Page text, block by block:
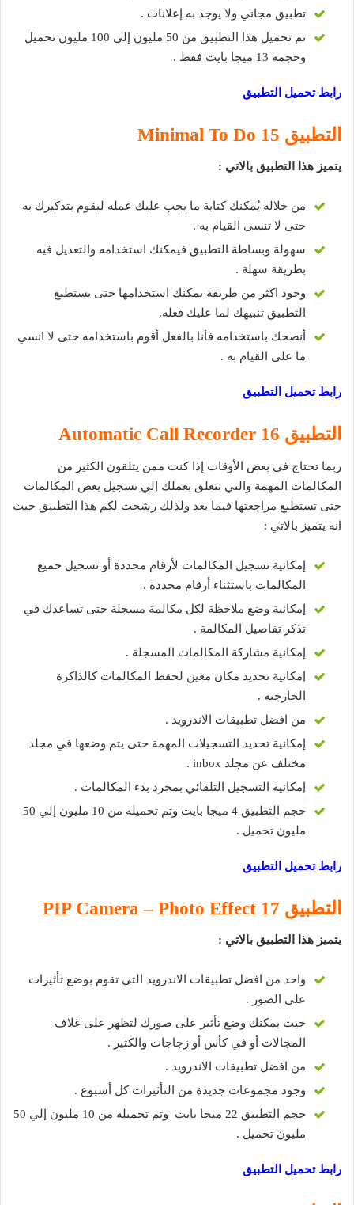
تطبيق مجاني ولا يوجد به إعلانات .
تم تحميل هذا التطبيق من 50 مليون إلي 100 مليون تحميل
وحجمه 13 ميجا بايت فقط .
رابط تحميل التطبيق
التطبيق 15 Minimal To Do
يتميز هذا التطبيق بالاتي :
من خلاله يُمكنك كتابة ما يجب عليك عمله ليقوم بتذكيرك به
حتى لا تنسى القيام به .
سهولة وبساطة التطبيق فيمكنك استخدامه والتعديل فيه
بطريقة سهلة .
وجود اكثر من طريقة يمكنك استخدامها حتى يستطيع
التطبيق تنبيهك لما عليك فعله.
أنصحك باستخدامه فأنا بالفعل أقوم باستخدامه حتى لا انسي
ما على القيام به .
رابط تحميل التطبيق
التطبيق 16 Automatic Call Recorder
ربما تحتاج في بعض الأوقات إذا كنت ممن يتلقون الكثير من
المكالمات المهمة والتي تتعلق بعملك إلي تسجيل بعض المكالمات
حتى تستطيع مراجعتها فيما بعد ولذلك رشحت لكم هذا التطبيق حيث
انه يتميز بالاتي :
إمكانية تسجيل المكالمات لأرقام محددة أو تسجيل جميع
المكالمات باستثناء أرقام محددة .
إمكانية وضع ملاحظة لكل مكالمة مسجلة حتى تساعدك في
تذكر تفاصيل المكالمة .
إمكانية مشاركة المكالمات المسجلة .
إمكانية تحديد مكان معين لحفظ المكالمات كالذاكرة
الخارجية .
من افضل تطبيقات الاندرويد .
إمكانية تحديد التسجيلات المهمة حتى يتم وضعها في مجلد
مختلف عن مجلد inbox .
إمكانية التسجيل التلقائي بمجرد بدء المكالمات .
حجم التطبيق 4 ميجا بايت وتم تحميله من 10 مليون إلي 50
مليون تحميل .
رابط تحميل التطبيق
التطبيق 17 PIP Camera – Photo Effect
يتميز هذا التطبيق بالاتي :
واحد من افضل تطبيقات الاندرويد التي تقوم بوضع تأثيرات
على الصور .
حيث يمكنك وضع تأثير على صورك لتظهر على غلاف
المجالات أو في كأس أو زجاجات والكثير .
من افضل تطبيقات الاندرويد .
وجود مجموعات جديدة من التأثيرات كل أسبوع .
حجم التطبيق 22 ميجا بايت وتم تحميله من 10 مليون إلي 50
مليون تحميل .
رابط تحميل التطبيق